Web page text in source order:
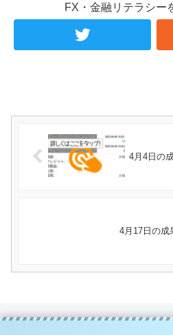
FX・金融リテラシー
4月4日の
4月17日の成